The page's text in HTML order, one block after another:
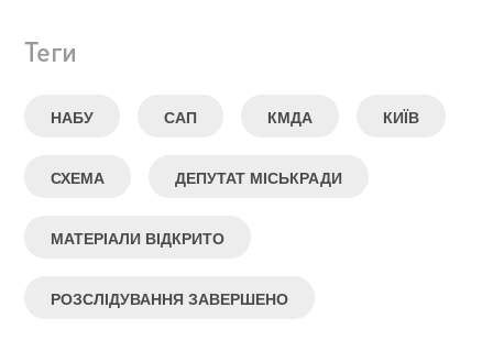
Теги
НАБУ САП КМДА КИЇВ
СХЕМА ДЕПУТАТ МІСЬКРАДИ
МАТЕРІАЛИ ВІДКРИТО
РОЗСЛІДУВАННЯ ЗАВЕРШЕНО